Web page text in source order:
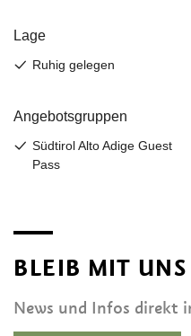
BLEIB MIT
News und Infos direkt